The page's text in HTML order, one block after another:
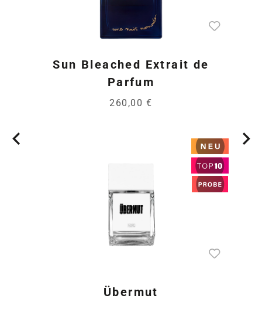
Sun Bleached Extrait de
Parfum
260,00 €
Übermut